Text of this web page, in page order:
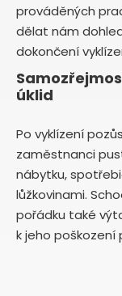
prováděných
dělat nám
dokončení
úklid
Po vyklízení
zaměstnanci
nábytku,
lůžkovinami.
pořádku také
k jeho poškození